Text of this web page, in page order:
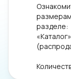
разделе: